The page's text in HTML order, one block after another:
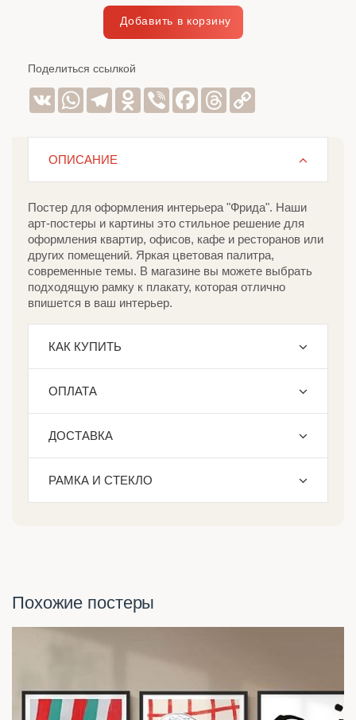
Поделиться ссылкой
VK WhatsAppTelegramOdnoklassniki
Viber Facebook
Threads
ОПИСАНИЕ
Постер для оформления интерьера "Фрида". Наши
арт-постеры и картины это стильное решение для
оформления квартир, офисов, кафе и ресторанов или
других помещений. Яркая цветовая палитра,
современные темы. В магазине вы можете выбрать
подходящую рамку к плакату, которая отлично
впишется в ваш интерьер.
КАК КУПИТЬ
ОПЛАТА
ДОСТАВКА
РАМКА И СТЕКЛО
Похожие постеры